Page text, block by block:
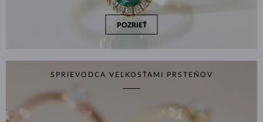
POZRIEŤ
SPRIEVODCA VEĽKOSŤAMI PRSTEŇOV